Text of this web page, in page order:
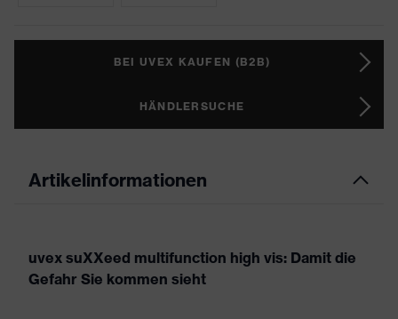
BEI UVEX KAUFEN (B2B)
HÄNDLERSUCHE
Artikelinformationen
uvex suXXeed multifunction high vis: Damit die
Gefahr Sie kommen sieht